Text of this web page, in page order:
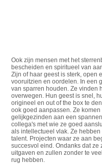
Ook zijn mensen met het
bescheiden en spiritueel van
Zijn of haar geest is sterk, open
vooruitzien en oordelen. In een
van sparren houden. Ze vinden
overwegen. Hun geest is snel,
origineel en out of the box te
ook goed aanpassen. Ze
gelijkgezinden aan een
collega's met wie ze goed
als intellectueel vlak. Ze
talent. Projecten waar ze aan
succesvol eind. Ondanks dat
uitgaven en zullen zonder te
rug hebben.